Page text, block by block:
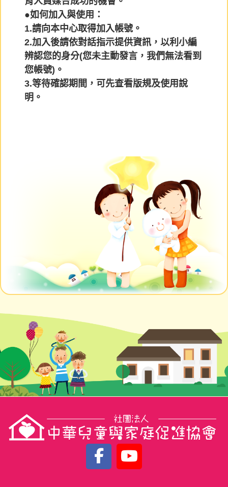
●如何加入與使用：
1.請向本中心取得加入帳號。
2.加入後請依對話指示提供資訊，以利小編
辨認您的身分(您未主動發言，我們無法看到
您帳號)。
3.等待確認期間，可先查看版規及使用說
明。